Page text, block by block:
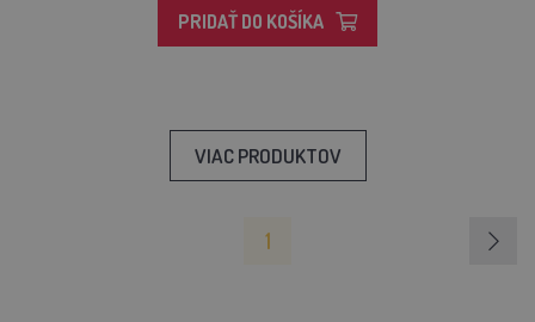
PRIDAŤ DO KOŠÍKA
VIAC PRODUKTOV
1